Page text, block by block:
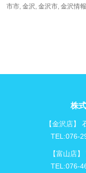
市市 ,金沢 ,金沢市 ,金沢情報
株
【金沢店】
TEL:076-
【富山店
TEL:076-